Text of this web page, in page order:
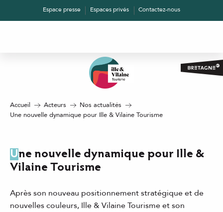
Espace presse Espaces privés Contactez-nous
Accueil Acteurs
Nos actualités
Une nouvelle dynamique pour Ille & Vilaine Tourisme
Une nouvelle dynamique pour Ille &
Vilaine Tourisme
Après son nouveau positionnement stratégique et de
nouvelles couleurs, Ille & Vilaine Tourisme et son